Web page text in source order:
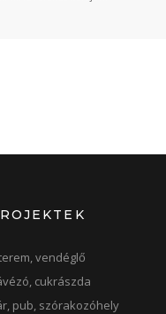
vendéglő
cukrászda
pub, szórakozóhely